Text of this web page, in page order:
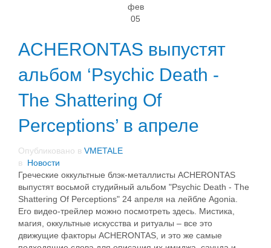
фев
05
ACHERONTAS выпустят
альбом ‘Psychic Death -
The Shattering Of
Perceptions’ в апреле
Опубликовано в VMETALE
в Новости
Греческие оккультные блэк-металлисты ACHERONTAS
выпустят восьмой студийный альбом "Psychic Death - The
Shattering Of Perceptions" 24 апреля на лейбле Agonia.
Его видео-трейлер можно посмотреть здесь. Мистика,
магия, оккультные искусства и ритуалы – все это
движущие факторы ACHERONTAS, и это же самые